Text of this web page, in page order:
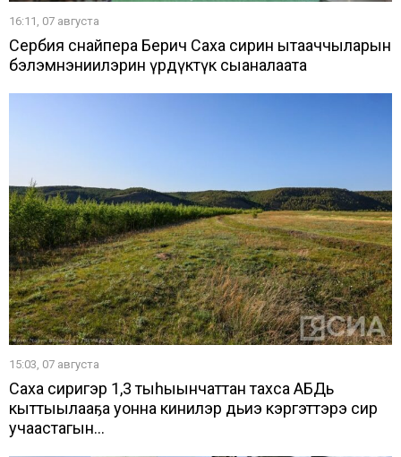
16:11, 07 августа
Сербия снайпера Берич Саха сирин ытааччыларын
бэлэмнэниилэрин үрдүктүк сыаналаата
15:03, 07 августа
Саха сиригэр 1,3 тыһыынчаттан тахса АБДь
кыттыылааҕа уонна кинилэр дьиэ кэргэттэрэ сир
учаастагын...